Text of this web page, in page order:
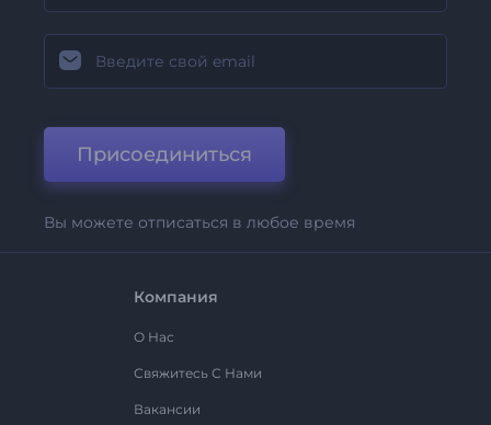
Присоединиться
Вы можете отписаться в любое время
Компания
О Нас
Свяжитесь С Нами
Вакансии